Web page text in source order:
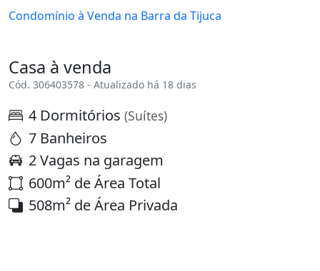
Condomínio à Venda na Barra da Tijuca
Casa à venda
Cód. 306403578 - Atualizado há 18 dias
4 Dormitórios (Suítes)
7 Banheiros
2 Vagas na garagem
600m² de Área Total
508m² de Área Privada